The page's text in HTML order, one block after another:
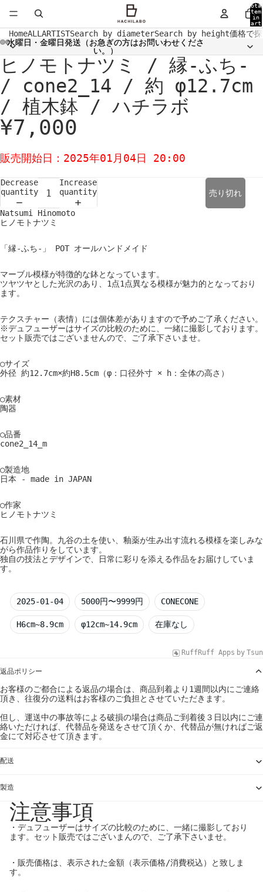
in
0
HomeALL ARTISTSearch by diameterSearch by height価格で
水曜日・金曜日発送（お急ぎの方はお問いわせくださ
い。）
水曜日・金曜日発送（お急ぎの方はお問いわせくださ
い。）
Open
image
in
full
screen
Open
image
in
full
screen
Open
image
in
full
screen
Open
image
in
full
screen
Open
image
in
full
screen
Open
image
in
full
screen
Open
image
in
full
screen
Open
image
in
full
screen
ヒノモトナツミ / 縁-ふち-
/ cone2_14 / 約 φ12.7cm
/ 植木鉢 / ハチラボ
¥7,000
販売開始日：2025年01月04日 20:00
Decrease
quantity
Increase
quantity
売り切れ
Natsumi Hinomoto
ヒノモトナツミ
「縁-ふち-」 POT オールハンドメイド
マーブル模様が特徴的な鉢となっています。
ツヤツヤとした光沢のあり、1点1点異なる模様が魅力的となっており
ます。
テクスチャー（表情）には個体差がありますので予めご了承ください。
※デュフューザーはサイズの比較のために、一緒に撮影しております。
セット販売ではございませんので、ご了承下さいませ。
○サイズ
外径 約12.7cm×約H8.5cm（φ：口径外寸 × h：全体の高さ）
○素材
陶器
○品番
cone2_14_m
○製造地
日本 - made in JAPAN
○作家
ヒノモトナツミ
石川県で作陶。九谷の土を使い、釉薬が生み出す流れる模様を楽しみな
がら作品作りをしています。
独自の技法とデザインで、日常に彩りを添える作品をお届けしていま
す。
2025-01-04 5000円〜9999円 CONECONE
H6cm~8.9cm φ12cm~14.9cm 在庫なし
RuffRuff Apps by Tsun
返品ポリシー
お客様のご都合による返品の場合は、商品到着より1週間以内にご連絡
頂き、往復分の送料はお客様のご負担とさせていただきます。
但し、運送中の事故等による破損の場合は商品ご到着後３日以内にご連
絡いただければ、代替品を発送をさせて頂くか、代替品が無ければご返
金にて対応させて頂きます。
配送
製造
注意事項
・デュフューザーはサイズの比較のために、一緒に撮影しており
ます。セット販売ではございまんので、ご了承下さいませ。
・販売価格は、表示された金額（表示価格/消費税込）と致しま
す。